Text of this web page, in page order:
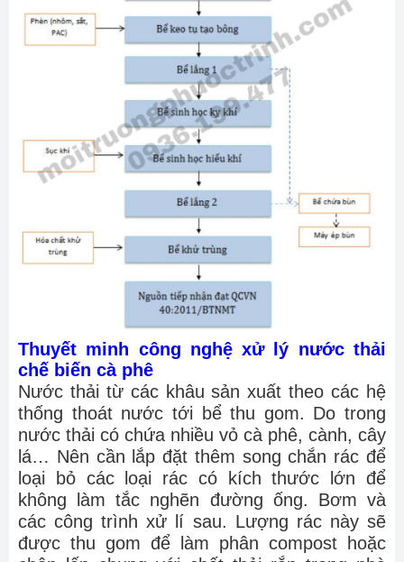
Thuyết minh công nghệ xử lý nước thải
chế biến cà phê
Nước thải từ các khâu sản xuất theo các hệ
thống thoát nước tới bể thu gom. Do trong
nước thải có chứa nhiều vỏ cà phê, cành, cây
lá… Nên cần lắp đặt thêm song chắn rác để
loại bỏ các loại rác có kích thước lớn để
không làm tắc nghẽn đường ống. Bơm và
các công trình xử lí sau. Lượng rác này sẽ
được thu gom để làm phân compost hoặc